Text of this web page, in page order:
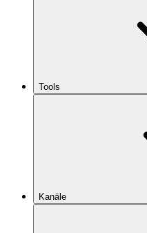
Tools
Kanäle